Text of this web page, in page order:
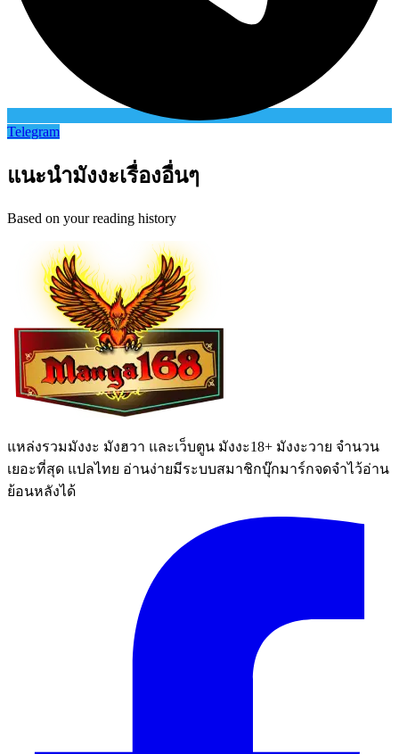
Telegram
แนะนำมังงะเรื่องอื่นๆ
Based on your reading history
แหล่งรวมมังงะ มังฮวา และเว็บตูน มังงะ18+ มังงะวาย จำนวน
เยอะที่สุด แปลไทย อ่านง่ายมีระบบสมาชิกบุ๊กมาร์กจดจำไว้อ่าน
ย้อนหลังได้